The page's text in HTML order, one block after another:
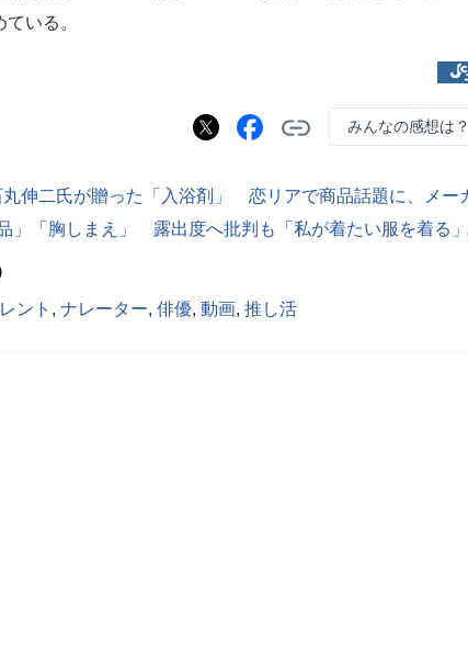
いる。
みんなの感想は？
ント , ナレーター, 俳優, 動画, 推し活